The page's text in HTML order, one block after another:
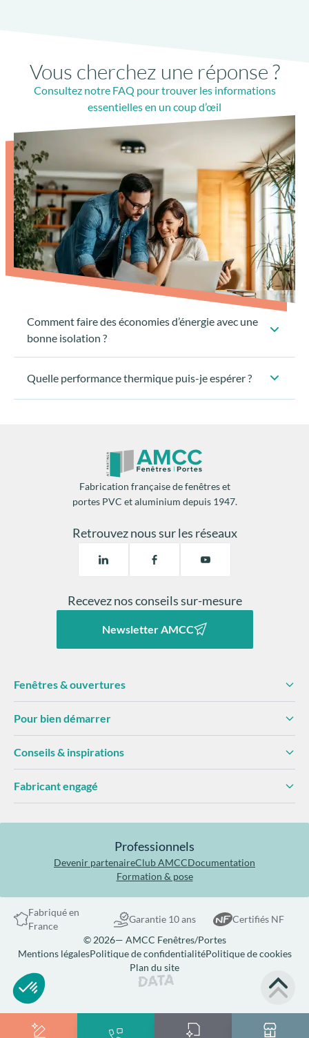
Vous cherchez une réponse ?
Consultez notre FAQ pour trouver les informations
essentielles en un coup d’œil
Comment faire des économies d’énergie avec une
bonne isolation ?
remplacement des fermetures
2 mois de chauffage par an
condensation
dégâts matériels.
Quelle performance thermique puis-je espérer ?
Purus cursus et pellentesque viverra malesuada.
Interdum ac aenean facilisis duis. Turpis turpis ac tellus
Sit tristique
: etiam scelerisque sed. Congue tellus
volutpat a tempus non rhoncus. Fermentum ultrices
lectus amet netus in a sed nisl nunc. Gravida enim nunc
purus ut tortor nibh imperdiet massa.
Quisque netus commodo facilisissenectus lectus
potenti enim. Nascetur risus nec
suspendisse
Eget ultricies neque laoreet eu at volutpat amet.
Bibendum convallis fringilla convallis urna.
Fabrication française de fenêtres et
portes PVC et aluminium depuis 1947.
Retrouvez nous sur les réseaux
Recevez nos conseils sur-mesure
Newsletter AMCC
Fenêtres & ouvertures
Pour bien démarrer
Conseils & inspirations
Fabricant engagé
Professionnels
Devenir partenaireClub AMCCDocumentation
Formation & pose
Fabriqué en
France
Garantie 10 ans
Certifiés NF
© 2026— AMCC Fenêtres/Portes
Mentions légalesPolitique de confidentialitéPolitique de cookies
Plan du site
Site réalisé par Data Projekt